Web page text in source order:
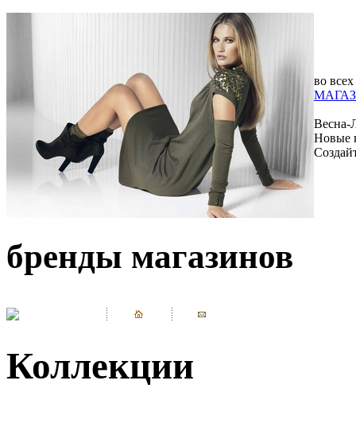
во всех
Весна-
Новые
бренды магазинов
Коллекции